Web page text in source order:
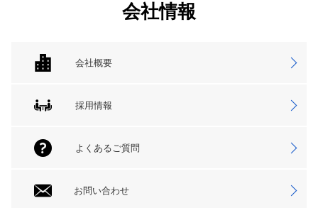
会社情報
会社概要
採用情報
よくあるご質問
お問い合わせ